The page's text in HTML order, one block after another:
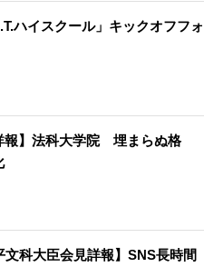
ハイスクール」キックオフフォ
報】法科大学院 埋まらぬ格
文科大臣会見詳報】SNS長時間